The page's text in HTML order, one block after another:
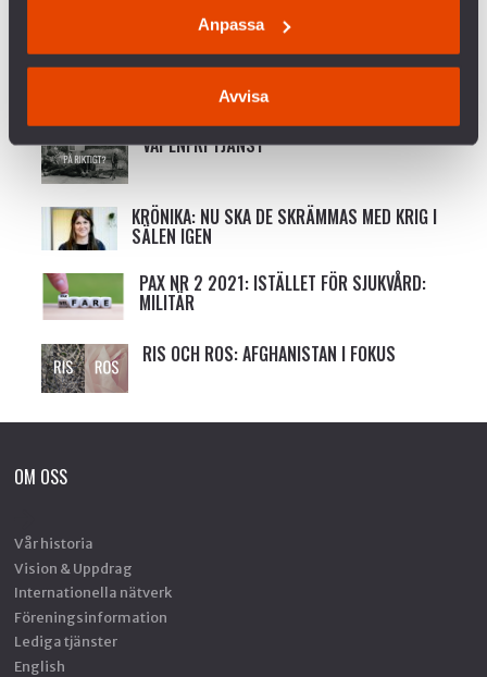
Anpassa
Avvisa
PRESSMEDDELANDE: POLICY OTILLRÄCKLIGT FÖR
ATT STOPPA KÄRNVAPEN I SVERIGE
VAPENFRI TJÄNST
KRÖNIKA: NU SKA DE SKRÄMMAS MED KRIG I
SÄLEN IGEN
PAX NR 2 2021: ISTÄLLET FÖR SJUKVÅRD:
MILITÄR
RIS OCH ROS: AFGHANISTAN I FOKUS
OM OSS
Vår historia
Vision & Uppdrag
Internationella nätverk
Föreningsinformation
Lediga tjänster
English